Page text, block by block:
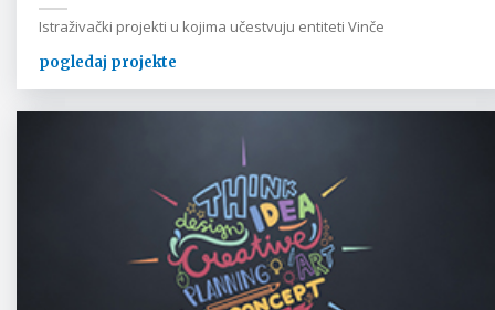
Istraživački projekti u kojima učestvuju entiteti Vinče
pogledaj projekte